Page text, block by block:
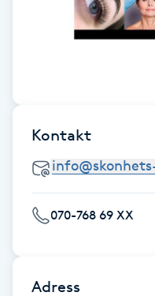
Herrklippning
Hollywood Peel
Hot yoga
Huduppstramning
Kontakt
070-768 69 XX
Adress